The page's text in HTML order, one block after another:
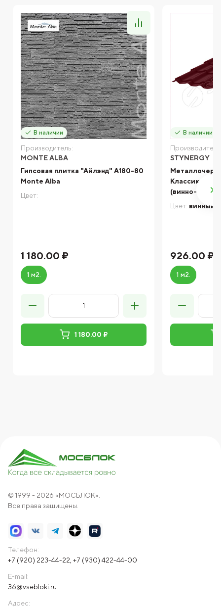
В наличии
Производитель:
MONTE ALBA
Гипсовая плитка "Айлэнд" A180-80
Monte Alba
Цвет:
1 180.00 ₽
1 м2.
1 180.00 ₽
В наличии
STYNERGY
Классик
(винно-
Цвет: винный
926.00 ₽
1 м2.
© 1999 - 2026 «МОСБЛОК».
Все права защищены.
Телефон:
+7 (920) 223-44-22 +7 (930) 422-44-00
E-mail:
36@vsebloki.ru
Адрес: